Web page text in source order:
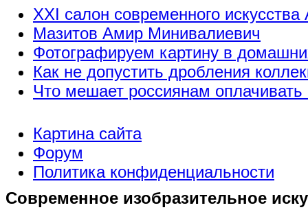
XXI салон современного искусства
Мазитов Амир Минивалиевич
Фотографируем картину в
Как не допустить дробления
Что мешает россиянам
Картина сайта
Форум
Политика конфиденциальности
Современное изобразительное